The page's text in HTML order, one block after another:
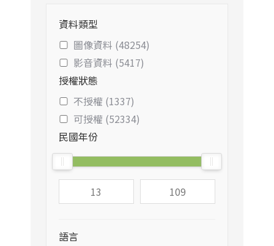
資料類型
圖像資料 (48254)
影音資料 (5417)
授權狀態
不授權 (1337)
可授權 (52334)
民國年份
語言